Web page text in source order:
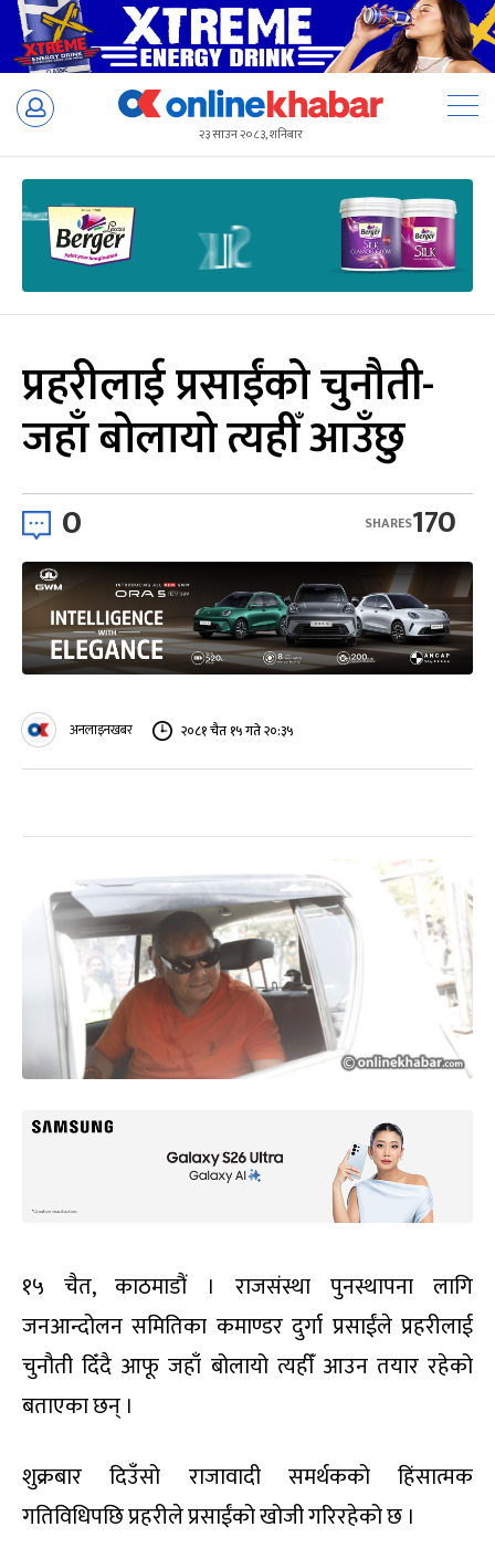
Skip
२३ साउन २०८३, शनिबार
प्रहरीलाई प्रसाईंको चुनौती-
जहाँ बोलायो त्यहीँ आउँछु
0 170
SHARES
अनलाइनखबर २०८१ चैत १५ गते २०:३५
१५ चैत, काठमाडौं । राजसंस्था पुनस्थापना लागि
जनआन्दोलन समितिका कमाण्डर दुर्गा प्रसाईंले प्रहरीलाई
चुनौती दिँदै आफू जहाँ बोलायो त्यहीँ आउन तयार रहेको
बताएका छन् ।
शुक्रबार दिउँसो राजावादी समर्थकको हिंसात्मक
गतिविधिपछि प्रहरीले प्रसाईंको खोजी गरिरहेको छ ।